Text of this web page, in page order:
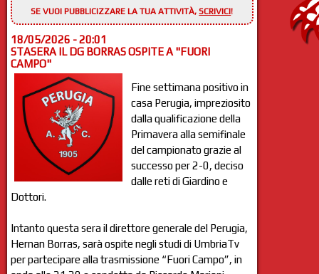
SE VUOI PUBBLICIZZARE LA TUA ATTIVITÀ,SCRIVICI!
18/05/2026 - 20:01
STASERA IL DG BORRAS OSPITE A "FUORI
CAMPO"
Fine settimana positivo in
casa Perugia, impreziosito
dalla qualificazione della
Primavera alla semifinale
del campionato grazie al
successo per 2-0, deciso
dalle reti di Giardino e
Dottori.
Intanto questa sera il direttore generale del Perugia,
Hernan Borras, sarà ospite negli studi di UmbriaTv
per partecipare alla trasmissione “Fuori Campo”, in